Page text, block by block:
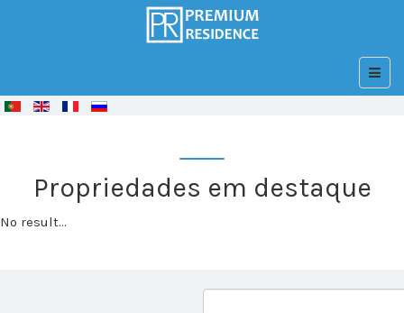
© FreeJoomla! 3 Modules
Propriedades em destaque
No result...